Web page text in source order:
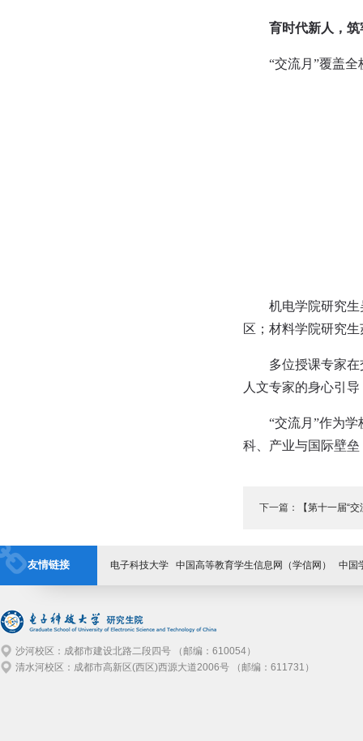
育时代新人，
“交流月”覆盖
机电学院研究
区；材料学院研究
多位授课专家
人文专家的身心引
“交流月”作为
科、产业与国际壁
下一篇： 【第十一届“
友情链接 电子科技大学 中国高等教育学生信息网（学信网） 中国
沙河校区：成都市建设北路二段四号 （邮编：610054）
清水河校区：成都市高新区(西区)西源大道2006号 （邮编：611731）